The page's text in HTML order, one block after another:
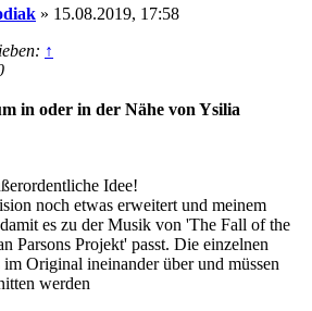
» 15.08.2019, 17:58
↑
in oder in der Nähe von Ysilia
Idee!
noch etwas erweitert und meinem
es zu der Musik von 'The Fall of the
Parsons Projekt' passt. Die einzelnen
Original ineinander über und müssen
werden